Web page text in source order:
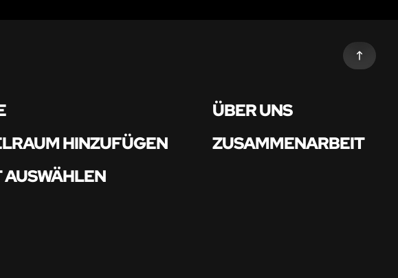
ÜBER UNS
HINZUFÜGEN
ZUSAMMENARBEIT
AUSWÄHLEN